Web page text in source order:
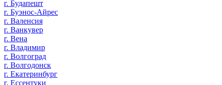
г. Будапешт
г. Буэнос-Айрес
г. Валенсия
г. Ванкувер
г. Вена
г. Владимир
г. Волгоград
г. Волгодонск
г. Екатеринбург
г. Ессентуки